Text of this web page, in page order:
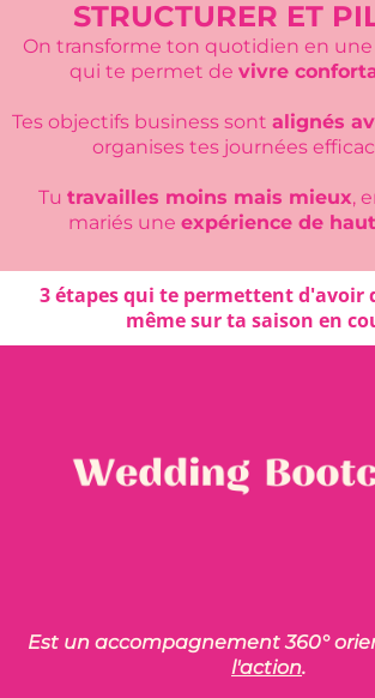
STRUCTURER ET
On transforme ton quotidien en
qui te permet de vivre
Tes objectifs business sont alignés
organises tes journées
Tu travailles moins mais mieux,
mariés une expérience de
3 étapes qui te permettent d'avoir
même sur ta saison en
Est un accompagnement 360°
l'action.